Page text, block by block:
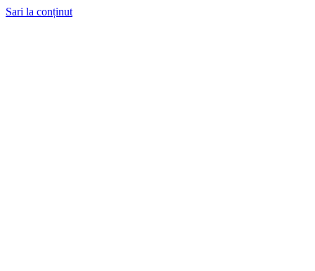
Sari la conținut